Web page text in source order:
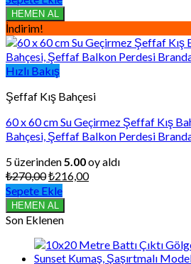
₺585,00.
₺468,00.
HEMEN AL
İndirim!
Hızlı Bakış
Şeffaf Kış Bahçesi
60 x 60 cm Su Geçirmez Şeffaf Kış
Bahçesi, Şeffaf Balkon Perdesi
5 üzerinden 5.00oy aldı
₺270,00Orijinal
fiyat:
₺270,00.
₺216,00Şu
Sepete Ekle
HEMEN AL
Son Eklenen